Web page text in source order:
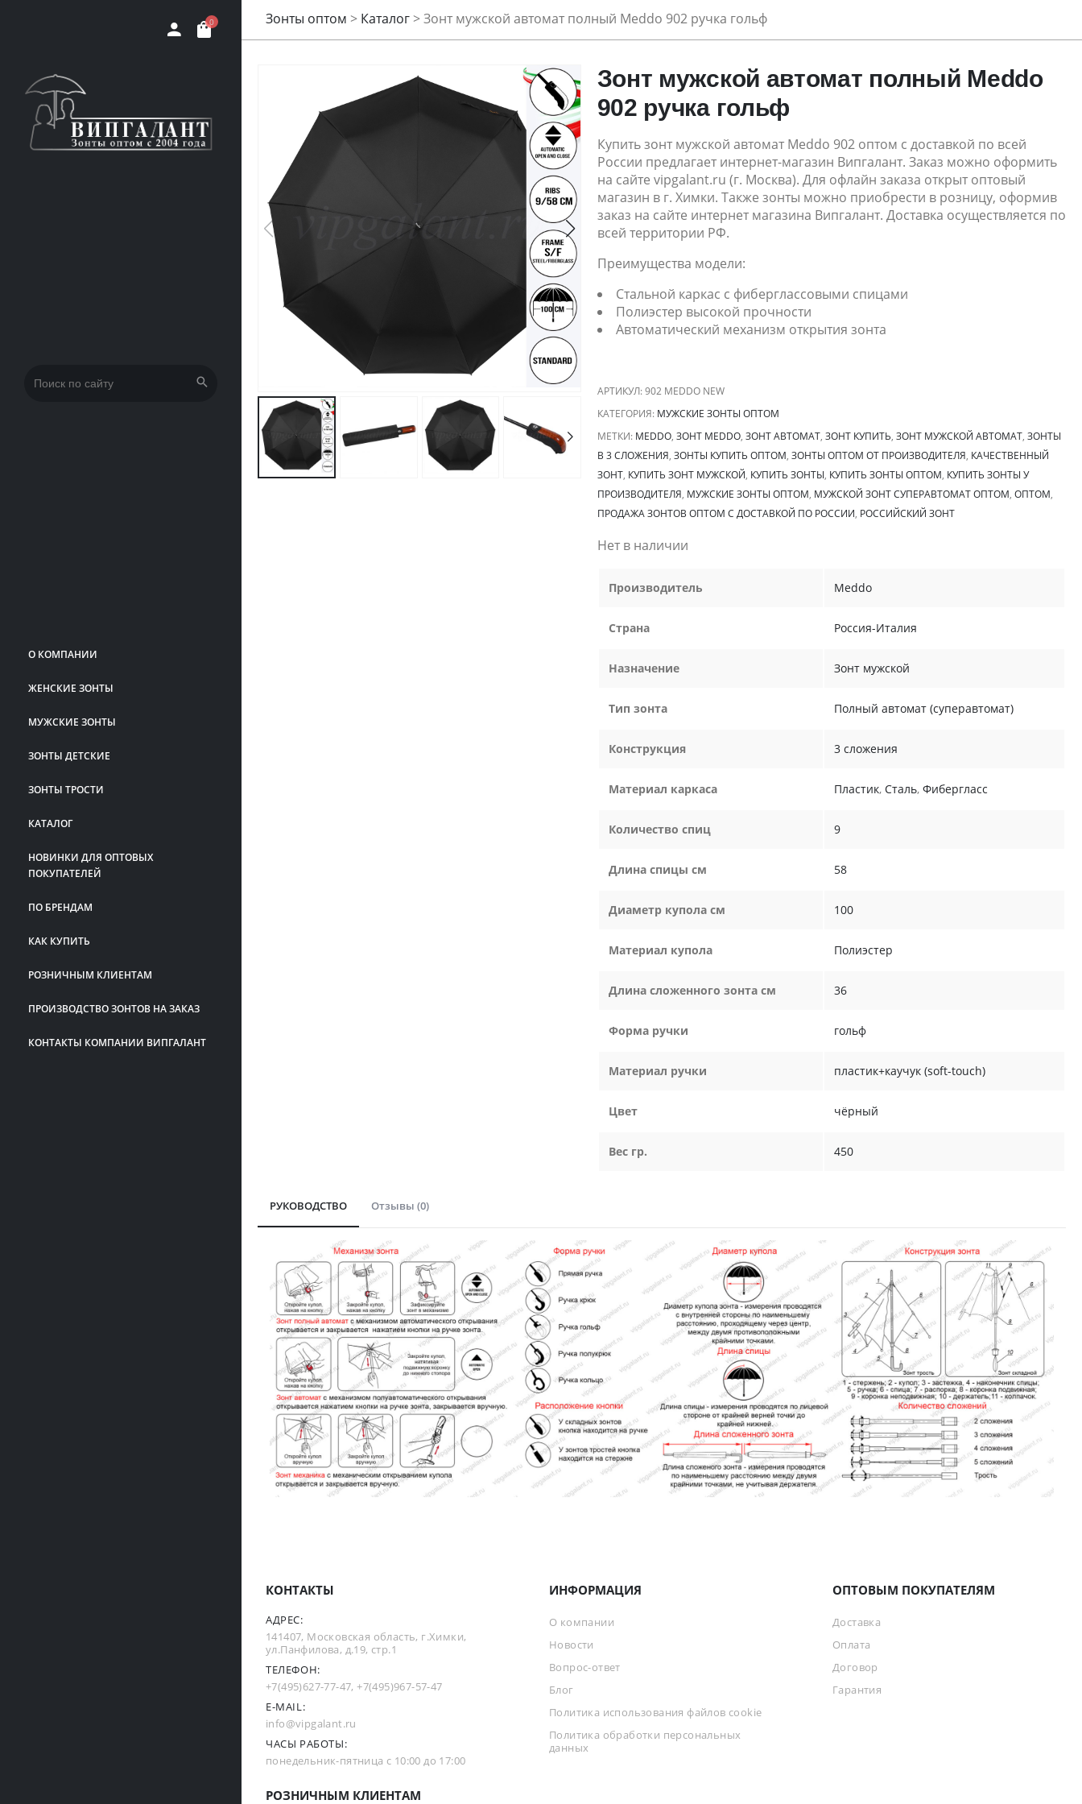
0
Искать:
О КОМПАНИИ
ЖЕНСКИЕ ЗОНТЫ
МУЖСКИЕ ЗОНТЫ
ЗОНТЫ ДЕТСКИЕ
ЗОНТЫ ТРОСТИ
КАТАЛОГ
НОВИНКИ ДЛЯ ОПТОВЫХ
ПОКУПАТЕЛЕЙ
ПО БРЕНДАМ
КАК КУПИТЬ
РОЗНИЧНЫМ КЛИЕНТАМ
ПРОИЗВОДСТВО ЗОНТОВ НА ЗАКАЗ
КОНТАКТЫ КОМПАНИИ ВИПГАЛАНТ
Зонты оптом > Каталог>Зонт мужской автомат полный Meddo 902 ручка гольф
Зонт мужской автомат полный Meddo
902 ручка гольф
Купить зонт мужской автомат Meddo 902 оптом с доставкой по всей
России предлагает интернет-магазин Випгалант. Заказ можно оформить
на сайте vipgalant.ru (г. Москва). Для офлайн заказа открыт оптовый
магазин в г. Химки. Также зонты можно приобрести в розницу, оформив
заказ на сайте интернет магазина Випгалант. Доставка осуществляется по
всей территории РФ.
Преимущества модели:
Стальной каркас с фиберглассовыми спицами
Полиэстер высокой прочности
Автоматический механизм открытия зонта
АРТИКУЛ:902 MEDDO NEW
КАТЕГОРИЯ: МУЖСКИЕ ЗОНТЫ ОПТОМ
МЕТКИ: MEDDO, ЗОНТ MEDDO, ЗОНТ АВТОМАТ, ЗОНТ КУПИТЬ, ЗОНТ МУЖСКОЙ АВТОМАТ, ЗОНТЫ
В 3 СЛОЖЕНИЯ, ЗОНТЫ КУПИТЬ ОПТОМ, ЗОНТЫ ОПТОМ ОТ ПРОИЗВОДИТЕЛЯ, КАЧЕСТВЕННЫЙ
ЗОНТ, КУПИТЬ ЗОНТ МУЖСКОЙ, КУПИТЬ ЗОНТЫ, КУПИТЬ ЗОНТЫ ОПТОМ, КУПИТЬ ЗОНТЫ У
ПРОИЗВОДИТЕЛЯ, МУЖСКИЕ ЗОНТЫ ОПТОМ, МУЖСКОЙ ЗОНТ СУПЕРАВТОМАТ ОПТОМ, ОПТОМ,
ПРОДАЖА ЗОНТОВ ОПТОМ С ДОСТАВКОЙ ПО РОССИИ, РОССИЙСКИЙ ЗОНТ
Нет в наличии
Производитель Meddo
Страна Россия-Италия
Назначение Зонт мужской
Тип зонта Полный автомат (суперавтомат)
Конструкция 3 сложения
Материал каркаса Пластик, Сталь, Фибергласс
Количество спиц 9
Длина спицы см 58
Диаметр купола см 100
Материал купола Полиэстер
Длина сложенного зонта см 36
Форма ручки гольф
Материал ручки пластик+каучук (soft-touch)
Цвет чёрный
Вес гр. 450
РУКОВОДСТВО Отзывы (0)
КОНТАКТЫ
АДРЕС:
141407, Московская область, г.Химки,
ул.Панфилова, д.19, стр.1
ТЕЛЕФОН:
+7(495)627-77-47,+7(495)967-57-47
E-MAIL:
info@vipgalant.ru
ЧАСЫ РАБОТЫ:
понедельник-пятница с 10:00 до 17:00
ИНФОРМАЦИЯ
О компании
Новости
Вопрос-ответ
Блог
Политика использования файлов cookie
Политика обработки персональных
данных
ОПТОВЫМ ПОКУПАТЕЛЯМ
Доставка
Оплата
Договор
Гарантия
РОЗНИЧНЫМ КЛИЕНТАМ